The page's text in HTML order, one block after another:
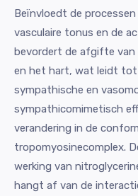
Beïnvloedt de
vasculaire tonus en de
bevordert de afgifte van
en het hart, wat leidt tot
sympathische en
sympathicomimetisch
verandering in de
tropomyosinecomplex.
werking van
hangt af van de